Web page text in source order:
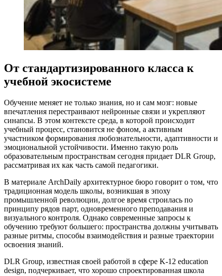
От стандартизированного класса к
учебной экосистеме
Обучение меняет не только знания, но и сам мозг: новые
впечатления перестраивают нейронные связи и укрепляют
синапсы. В этом контексте среда, в которой происходит
учебный процесс, становится не фоном, а активным
участником формирования любознательности, адаптивности и
эмоциональной устойчивости. Именно такую роль
образовательным пространствам сегодня придает DLR Group,
рассматривая их как часть самой педагогики.
В материале ArchDaily архитектурное бюро говорит о том, что
традиционная модель школы, возникшая в эпоху
промышленной революции, долгое время строилась по
принципу рядов парт, одновременного преподавания и
визуального контроля. Однако современные запросы к
обучению требуют большего: пространства должны учитывать
разные ритмы, способы взаимодействия и разные траектории
освоения знаний.
DLR Group, известная своей работой в сфере K-12 education
design, подчеркивает, что хорошо спроектированная школа